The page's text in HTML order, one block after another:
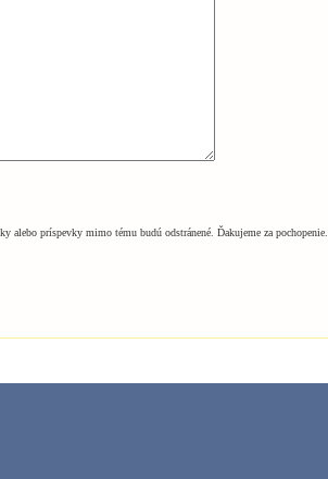
alebo príspevky mimo tému budú odstránené. Ďakujeme za pochopenie.